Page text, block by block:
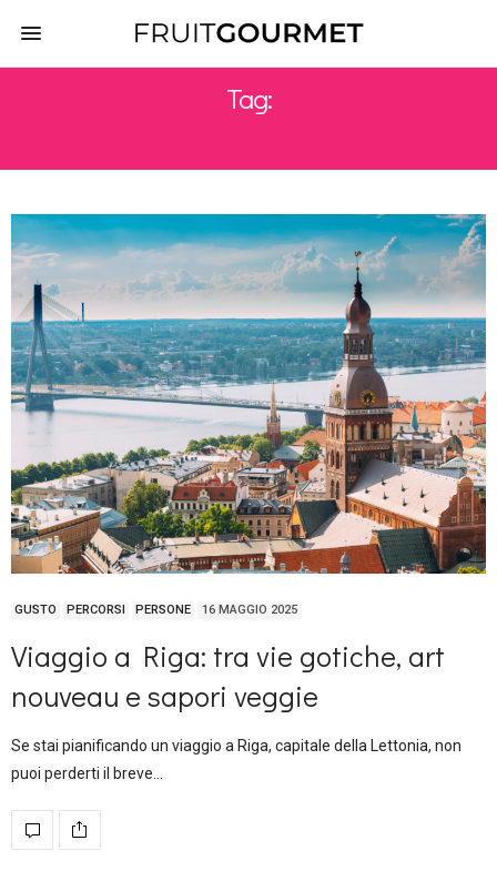
Tag:
GUSTO PERCORSI PERSONE 16 MAGGIO 2025
Viaggio a Riga: tra vie gotiche, art
nouveau e sapori veggie
Se stai pianificando un viaggio a Riga, capitale della Lettonia, non
puoi perderti il breve…